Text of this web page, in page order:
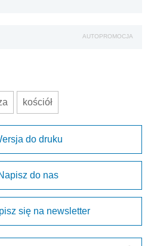
AUTOPROMOCJA
kościół
do druku
do nas
się na newsletter